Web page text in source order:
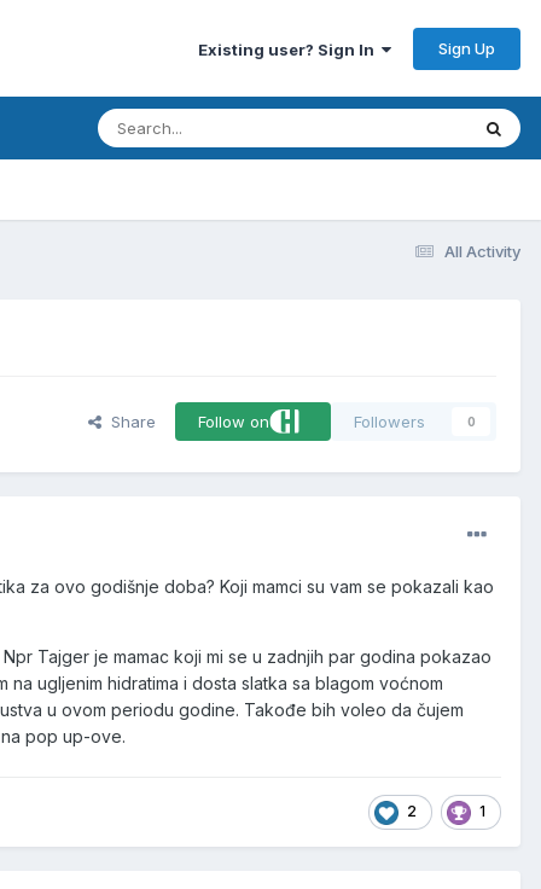
Existing user? Sign In Sign Up
All Activity
Share Follow on Followers 0
za ovo godišnje doba? Koji mamci su vam se pokazali kao
Tajger je mamac koji mi se u zadnjih par godina pokazao
ugljenim hidratima i dosta slatka sa blagom voćnom
u ovom periodu godine. Takođe bih voleo da čujem
pop up-ove.
2 1